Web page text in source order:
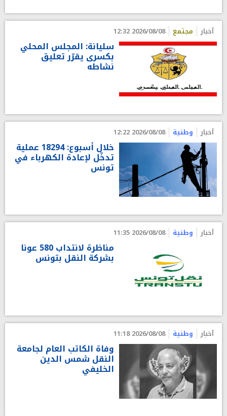
أخبار مجتمع 2026/08/08 12:32
سليانة: المجلس المحلي
بكسرى يقرّر تعليق
نشاطه
أخبار وطنية 2026/08/08 12:22
خلال أسبوع: 18294 عملية
تدخّل لإعادة الكهرباء في
تونس
أخبار وطنية 2026/08/08 11:35
مناظرة لانتداب 580 عونا
بشركة النقل بتونس
أخبار وطنية 2026/08/08 11:18
وفاة الكاتب العام لجامعة
النقل شمس الدين
الخليفي